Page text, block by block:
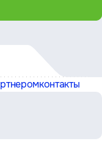
контакты